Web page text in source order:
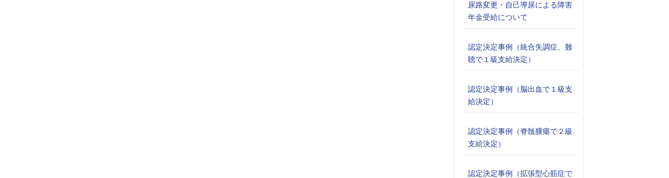
尿路変更・自己導尿による障害
年金受給について
認定決定事例（統合失調症、難
聴で１級支給決定）
認定決定事例（脳出血で１級支
給決定）
認定決定事例（脊髄腫瘍で２級
支給決定）
認定決定事例（拡張型心筋症で